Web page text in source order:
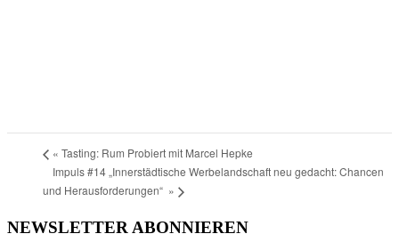
« Tasting: Rum Probiert mit Marcel Hepke
Impuls #14 „Innerstädtische Werbelandschaft neu gedacht: Chancen
und Herausforderungen“ »
NEWSLETTER ABONNIEREN